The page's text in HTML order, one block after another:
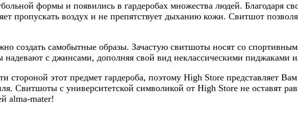
формы и появились в гардеробах множества людей. Благодаря
пропускать воздух и не препятствует дыханию кожи. Свитшот
создать самобытные образы. Зачастую свитшоты носят со
надевают с джинсами, дополняя свой вид неклассическими пиджаками
стороной этот предмет гардероба, поэтому High Store представляет
Свитшоты с университетской символикой от High Store не оставят
alma-mater!